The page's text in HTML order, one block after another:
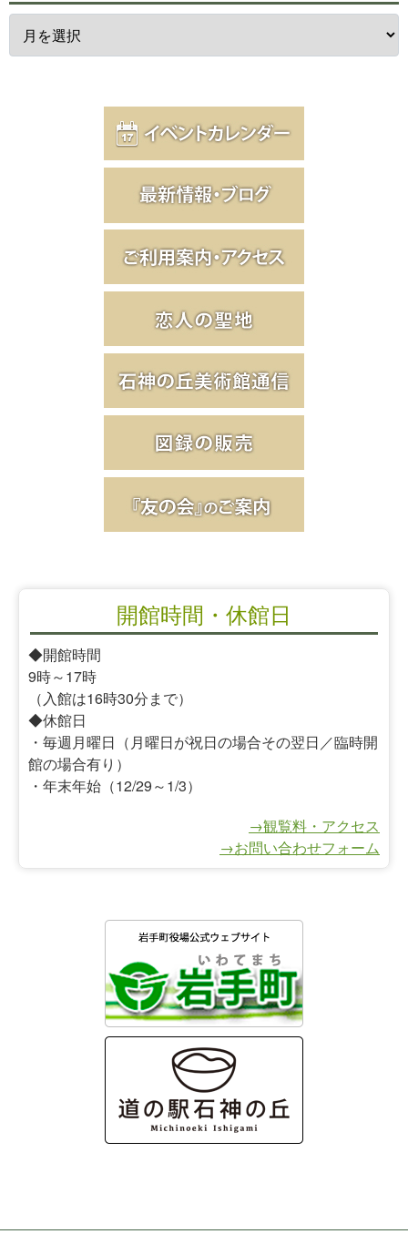
開館時間・休館日
◆開館時間
9時～17時
（入館は16時30分まで）
◆休館日
・毎週月曜日（月曜日が祝日の場合その翌日／臨時開
館の場合有り）
・年末年始（12/29～1/3）
→観覧料・アクセス
→お問い合わせフォーム